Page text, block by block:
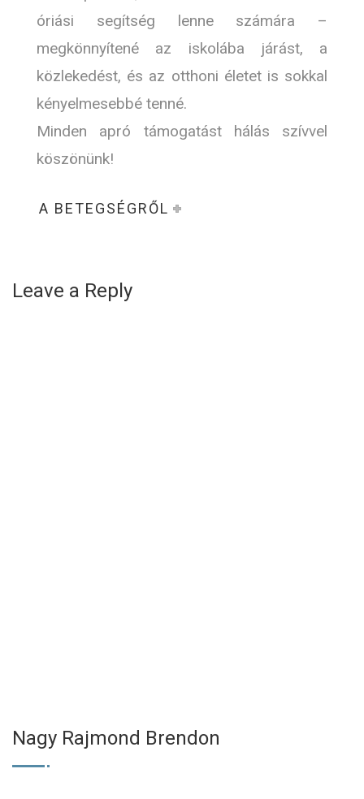
óriási segítség lenne számára –
megkönnyítené az iskolába járást, a
közlekedést, és az otthoni életet is sokkal
kényelmesebbé tenné.
Minden apró támogatást hálás szívvel
köszönünk!
A BETEGSÉGRŐL
Leave a Reply
Nagy Rajmond Brendon